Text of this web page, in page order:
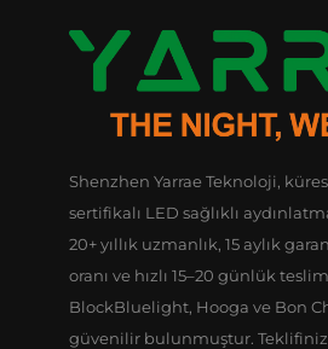
Shenzhen Yarrae Teknoloji,
sertifikalı LED sağlıklı
20+ yıllık uzmanlık, 15 aylık
oranı ve hızlı 15–20 günlük
BlockBluelight, Hooga ve Bon
güvenilir bulunmuştur. Teklifinizi